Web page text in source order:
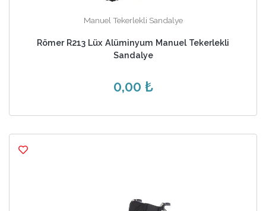
Manuel Tekerlekli Sandalye
Römer R213 Lüx Alüminyum Manuel Tekerlekli
Sandalye
0,00 ₺